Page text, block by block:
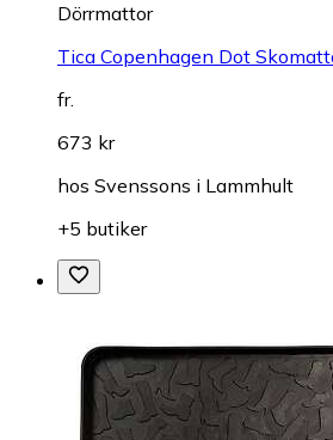
Dörrmattor
Tica Copenhagen Dot
fr.
673 kr
hos Svenssons i Lammhult
+5 butiker